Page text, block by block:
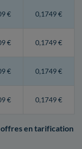
€ 0,1749 €
€ 0,1749 €
€ 0,1749 €
€ 0,1749 €
en tarification